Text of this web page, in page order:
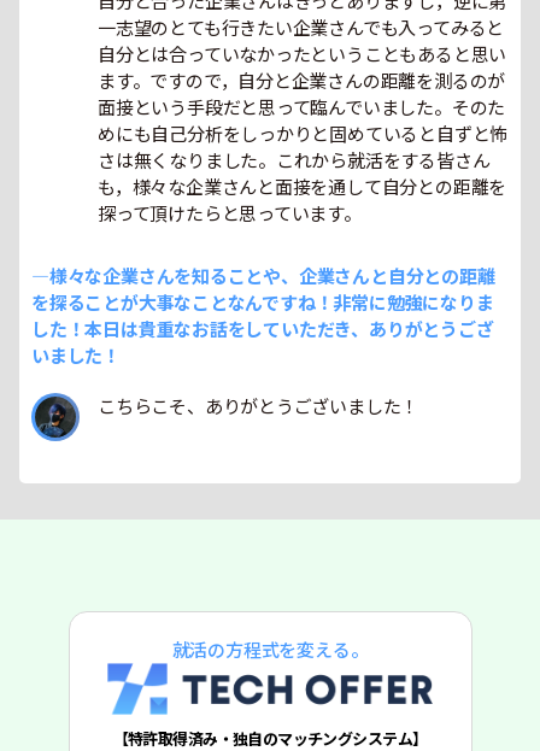
一志望のとても行きたい企業さんでも入ってみると
自分とは合っていなかったということもあると思い
ます。ですので，自分と企業さんの距離を測るのが
面接という手段だと思って臨んでいました。そのた
めにも自己分析をしっかりと固めていると自ずと怖
さは無くなりました。これから就活をする皆さん
も，様々な企業さんと面接を通して自分との距離を
探って頂けたらと思っています。
―様々な企業さんを知ることや、企業さんと自分との距離
を探ることが大事なことなんですね！非常に勉強になりま
した！本日は貴重なお話をしていただき、ありがとうござ
いました！
こちらこそ、ありがとうございました！
就活の方程式を変える。
【特許取得済み・独自のマッチングシステム】